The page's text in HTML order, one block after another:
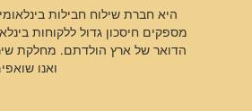
מספקים חיסכון גדול ללקוחות
הדואר של ארץ הולדתם. מחלקת
ואנו